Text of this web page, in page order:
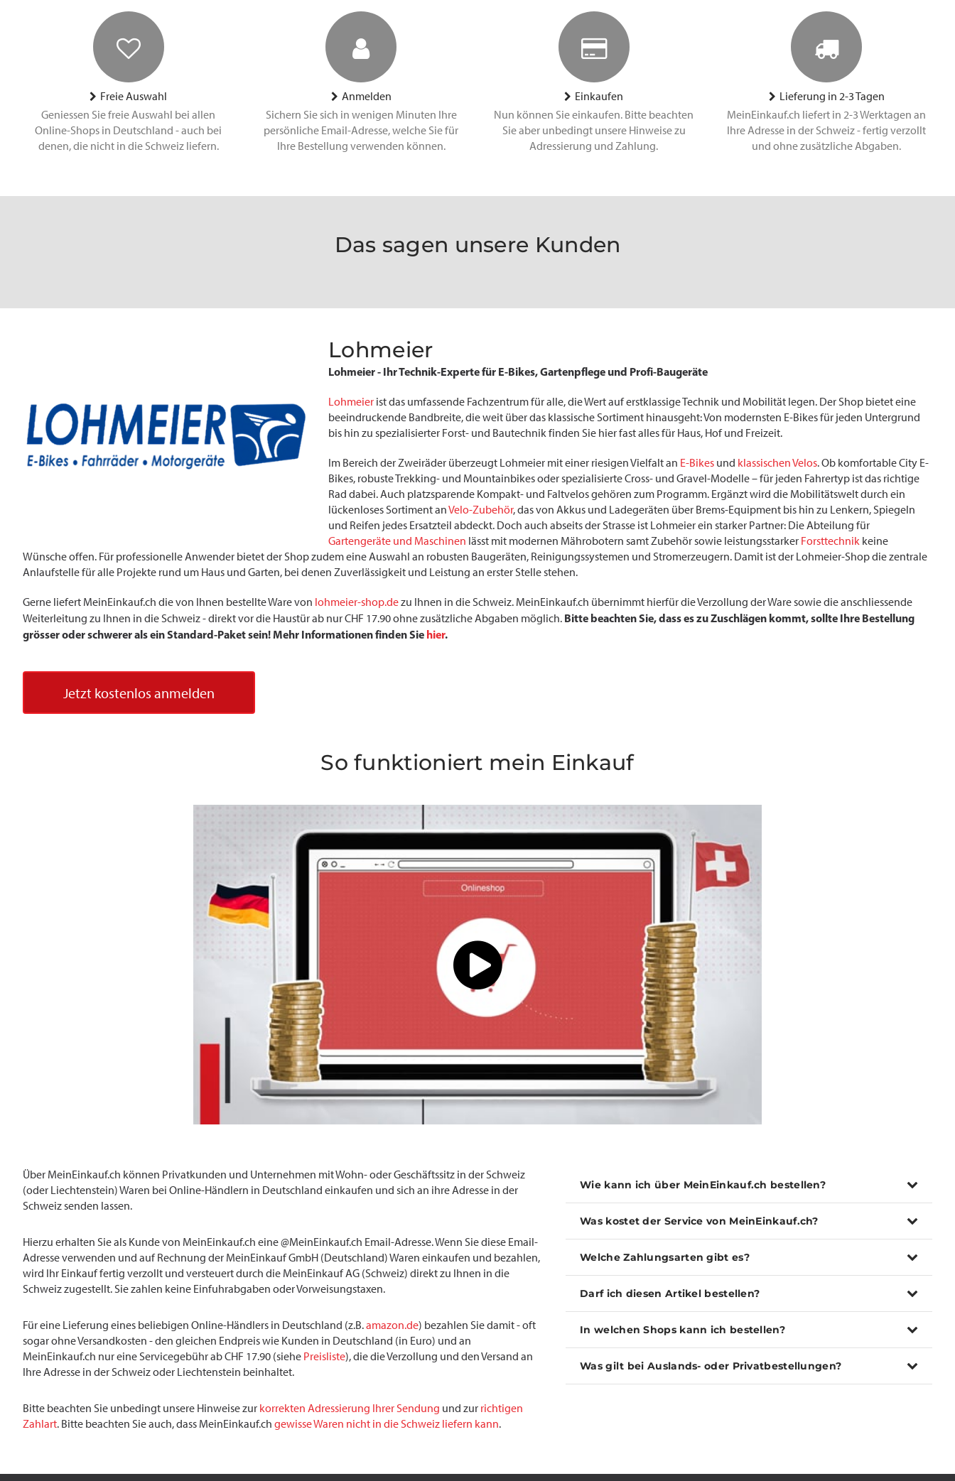
Freie Auswahl
Geniessen Sie freie Auswahl bei allen
Online-Shops in Deutschland - auch bei
denen, die nicht in die Schweiz liefern.
Anmelden
Sichern Sie sich in wenigen Minuten Ihre
persönliche Email-Adresse, welche Sie für
Ihre Bestellung verwenden können.
Einkaufen
Nun können Sie einkaufen. Bitte beachten
Sie aber unbedingt unsere Hinweise zu
Adressierung und Zahlung.
Lieferung in 2-3 Tagen
MeinEinkauf.ch liefert in 2-3 Werktagen an
Ihre Adresse in der Schweiz - fertig verzollt
und ohne zusätzliche Abgaben.
Das sagen unsere Kunden
Lohmeier
Lohmeier - Ihr Technik-Experte für E-Bikes, Gartenpflege und Profi-Baugeräte
Lohmeier ist das umfassende Fachzentrum für alle, die Wert auf erstklassige Technik und Mobilität legen. Der Shop bietet eine
beeindruckende Bandbreite, die weit über das klassische Sortiment hinausgeht: Von modernsten E-Bikes für jeden Untergrund
bis hin zu spezialisierter Forst- und Bautechnik finden Sie hier fast alles für Haus, Hof und Freizeit.
Im Bereich der Zweiräder überzeugt Lohmeier mit einer riesigen Vielfalt an E-Bikes und klassischen Velos. Ob komfortable City E-
Bikes, robuste Trekking- und Mountainbikes oder spezialisierte Cross- und Gravel-Modelle – für jeden Fahrertyp ist das richtige
Rad dabei. Auch platzsparende Kompakt- und Faltvelos gehören zum Programm. Ergänzt wird die Mobilitätswelt durch ein
lückenloses Sortiment anVelo-Zubehör, das von Akkus und Ladegeräten über Brems-Equipment bis hin zu Lenkern, Spiegeln
und Reifen jedes Ersatzteil abdeckt. Doch auch abseits der Strasse ist Lohmeier ein starker Partner: Die Abteilung für
Gartengeräte und Maschinen lässt mit modernen Mährobotern samt Zubehör sowie leistungsstarker Forsttechnik keine
Wünsche offen. Für professionelle Anwender bietet der Shop zudem eine Auswahl an robusten Baugeräten, Reinigungssystemen und Stromerzeugern. Damit ist der Lohmeier-Shop die zentrale
Anlaufstelle für alle Projekte rund um Haus und Garten, bei denen Zuverlässigkeit und Leistung an erster Stelle stehen.
Gerne liefert MeinEinkauf.ch die von Ihnen bestellte Ware von lohmeier-shop.dezu Ihnen in die Schweiz. MeinEinkauf.ch übernimmt hierfür die Verzollung der Ware sowie die anschliessende
Weiterleitung zu Ihnen in die Schweiz - direkt vor die Haustür ab nur CHF 17.90 ohne zusätzliche Abgaben möglich. Bitte beachten Sie, dass es zu Zuschlägen kommt, sollte Ihre Bestellung
grösser oder schwerer als ein Standard-Paket sein! Mehr Informationen finden Sie hier.
Jetzt kostenlos anmelden
So funktioniert mein Einkauf
Über MeinEinkauf.ch können Privatkunden und Unternehmen mit Wohn- oder Geschäftssitz in der Schweiz
(oder Liechtenstein) Waren bei Online-Händlern in Deutschland einkaufen und sich an ihre Adresse in der
Schweiz senden lassen.
Hierzu erhalten Sie als Kunde von MeinEinkauf.ch eine @MeinEinkauf.ch Email-Adresse. Wenn Sie diese Email-
Adresse verwenden und auf Rechnung der MeinEinkauf GmbH (Deutschland) Waren einkaufen und bezahlen,
wird Ihr Einkauf fertig verzollt und versteuert durch die MeinEinkauf AG (Schweiz) direkt zu Ihnen in die
Schweiz zugestellt. Sie zahlen keine Einfuhrabgaben oder Vorweisungstaxen.
Für eine Lieferung eines beliebigen Online-Händlers in Deutschland (z.B.amazon.de) bezahlen Sie damit - oft
sogar ohne Versandkosten - den gleichen Endpreis wie Kunden in Deutschland (in Euro) und an
MeinEinkauf.ch nur eine Servicegebühr ab CHF 17.90 (siehe Preisliste), die die Verzollung und den Versand an
Ihre Adresse in der Schweiz oder Liechtenstein beinhaltet.
Bitte beachten Sie unbedingt unsere Hinweise zur korrekten Adressierung Ihrer Sendung und zur richtigen
Zahlart. Bitte beachten Sie auch, dass MeinEinkauf.ch gewisse Waren nicht in die Schweiz liefern kann.
Wie kann ich über MeinEinkauf.ch bestellen?
Was kostet der Service von MeinEinkauf.ch?
Welche Zahlungsarten gibt es?
Darf ich diesen Artikel bestellen?
In welchen Shops kann ich bestellen?
Was gilt bei Auslands- oder Privatbestellungen?